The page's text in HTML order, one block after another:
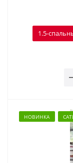
1.5-
НОВИНКА